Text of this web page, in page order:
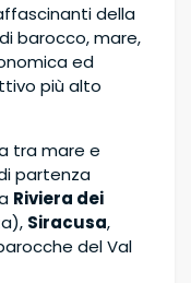
della
barocco, mare,
ed
più alto
tra mare e
partenza
Riviera dei
Siracusa,
del Val